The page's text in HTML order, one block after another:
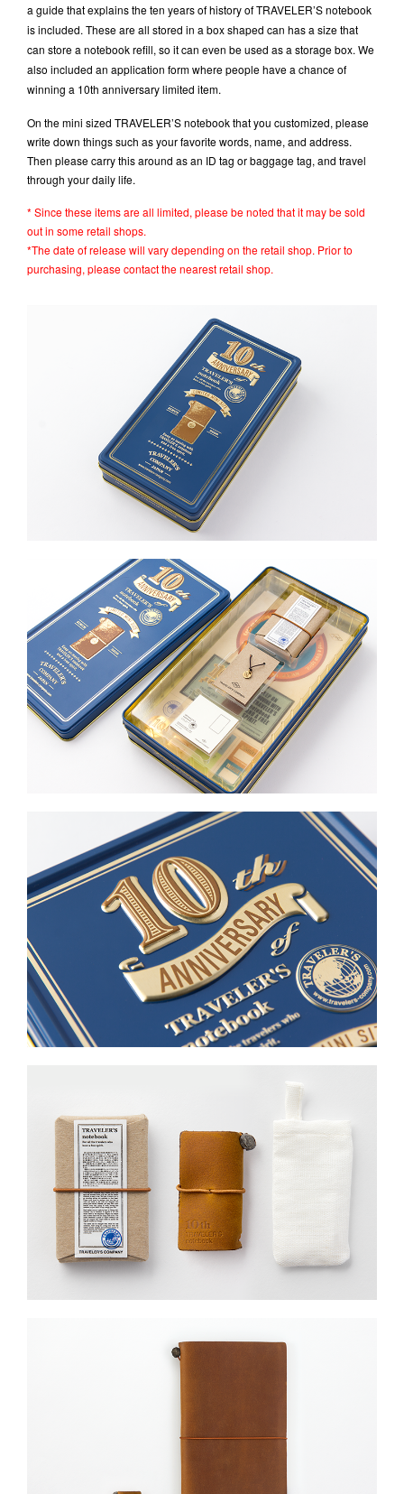
a guide that explains the ten years of history of TRAVELER’S notebook
is included. These are all stored in a box shaped can has a size that
can store a notebook refill, so it can even be used as a storage box. We
also included an application form where people have a chance of
winning a 10th anniversary limited item.
On the mini sized TRAVELER’S notebook that you customized, please
write down things such as your favorite words, name, and address.
Then please carry this around as an ID tag or baggage tag, and travel
through your daily life.
* Since these items are all limited, please be noted that it may be sold
out in some retail shops.
*The date of release will vary depending on the retail shop. Prior to
purchasing, please contact the nearest retail shop.